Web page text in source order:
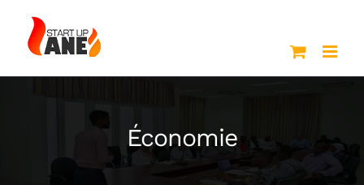
contenu
Économie